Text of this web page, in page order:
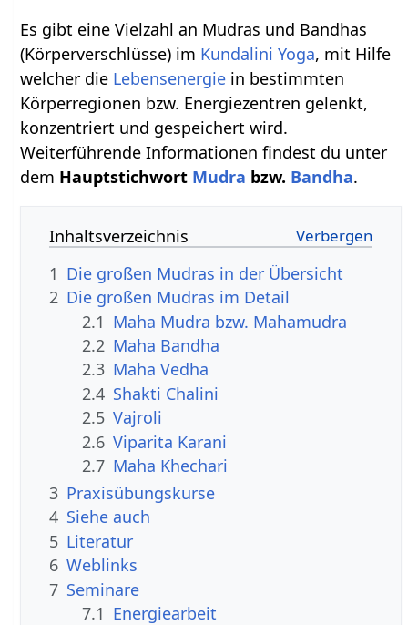
Es gibt eine Vielzahl an Mudras und Bandhas
(Körperverschlüsse) im Kundalini Yoga, mit Hilfe
welcher die Lebensenergie in bestimmten
Körperregionen bzw. Energiezentren gelenkt,
konzentriert und gespeichert wird.
Weiterführende Informationen findest du unter
dem Hauptstichwort Mudra bzw. Bandha.
Inhaltsverzeichnis
1 Die großen Mudras in der Übersicht
2 Die großen Mudras im Detail
2.1 Maha Mudra bzw. Mahamudra
2.2 Maha Bandha
2.3 Maha Vedha
2.4 Shakti Chalini
2.5 Vajroli
2.6 Viparita Karani
2.7 Maha Khechari
3 Praxisübungskurse
4 Siehe auch
5 Literatur
6 Weblinks
7 Seminare
7.1 Energiearbeit